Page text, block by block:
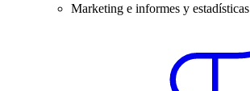
Marketing e informes y estadísticas